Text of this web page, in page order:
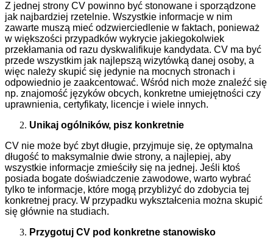
Z jednej strony CV powinno być stonowane i sporządzone
jak najbardziej rzetelnie. Wszystkie informacje w nim
zawarte muszą mieć odzwierciedlenie w faktach, ponieważ
w większości przypadków wykrycie jakiegokolwiek
przekłamania od razu dyskwalifikuje kandydata. CV ma być
przede wszystkim jak najlepszą wizytówką danej osoby, a
więc należy skupić się jedynie na mocnych stronach i
odpowiednio je zaakcentować. Wśród nich może znaleźć się
np. znajomość języków obcych, konkretne umiejętności czy
uprawnienia, certyfikaty, licencje i wiele innych.
Unikaj ogólników, pisz konkretnie
CV nie może być zbyt długie, przyjmuje się, że optymalna
długość to maksymalnie dwie strony, a najlepiej, aby
wszystkie informacje zmieściły się na jednej. Jeśli ktoś
posiada bogate doświadczenie zawodowe, warto wybrać
tylko te informacje, które mogą przybliżyć do zdobycia tej
konkretnej pracy. W przypadku wykształcenia można skupić
się głównie na studiach.
Przygotuj CV pod konkretne stanowisko